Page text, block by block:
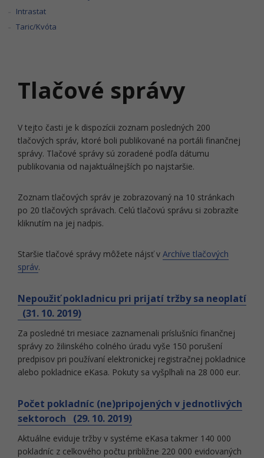
Intrastat
Taric/Kvóta
Tlačové správy
V tejto časti je k dispozícii zoznam posledných 200
tlačových správ, ktoré boli publikované na portáli finančnej
správy. Tlačové správy sú zoradené podľa dátumu
publikovania od najaktuálnejších po najstaršie.
Zoznam tlačových správ je zobrazovaný na 10 stránkach
po 20 tlačových správach. Celú tlačovú správu si zobrazíte
kliknutím na jej nadpis.
Staršie tlačové správy môžete nájsť v Archíve tlačových
správ.
Nepoužiť pokladnicu pri prijatí tržby sa neoplatí
(31. 10. 2019)
Za posledné tri mesiace zaznamenali príslušníci finančnej
správy zo žilinského colného úradu vyše 150 porušení
predpisov pri používaní elektronickej registračnej pokladnice
alebo pokladnice eKasa. Pokuty sa vyšplhali na 28 000 eur.
Počet pokladníc (ne)pripojených v jednotlivých
sektoroch (29. 10. 2019)
Aktuálne eviduje tržby v systéme eKasa takmer 140 000
pokladníc z celkového počtu približne 220 000 evidovaných